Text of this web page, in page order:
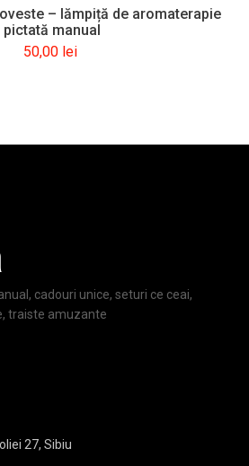
– lămpiță de aromaterapie
pictată manual
50,00 lei
cadouri unice, seturi ce ceai,
traiste amuzante
27, Sibiu